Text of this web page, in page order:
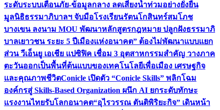
ระดับระบบเตือนภัย-ข้อมูลกลาง ลดเสี่ยงน้ำท่วมอย่างยั่งยืน
มูลนิธิธรรมาภิบาลฯ จับมือโรงเรียนรัตนโกสินทร์สมโภช
บางเขน ลงนาม MOU พัฒนาหลักสูตรกฎหมาย ปลูกฝังธรรมาภิ
บาลเยาวชน ระยะ 5 ปีเมืองแห่งอนาคต” ต้องไม่พัฒนาแบบแยก
ส่วน วีเอ็นยู เอเชีย แปซิฟิค เชื่อม 3 อุตสาหกรรมสำคัญ วางภาค
ตะวันออกเป็นพื้นที่ต้นแบบของเทคโนโลยีเพื่อเมือง เศรษฐกิจ
และคุณภาพชีวิตConicle เปิดตัว “Conicle Skills” พลิกโฉม
องค์กรสู่ Skills-Based Organization ผนึก AI ยกระดับทักษะ
แรงงานไทยรับโลกอนาคต“อุไรวรรณ ตันติพิริยะกิจ” เดินหน้า